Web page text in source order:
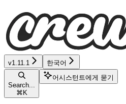
v1.11.1 한국어
Search...
⌘ K
어시스턴트에게 묻기